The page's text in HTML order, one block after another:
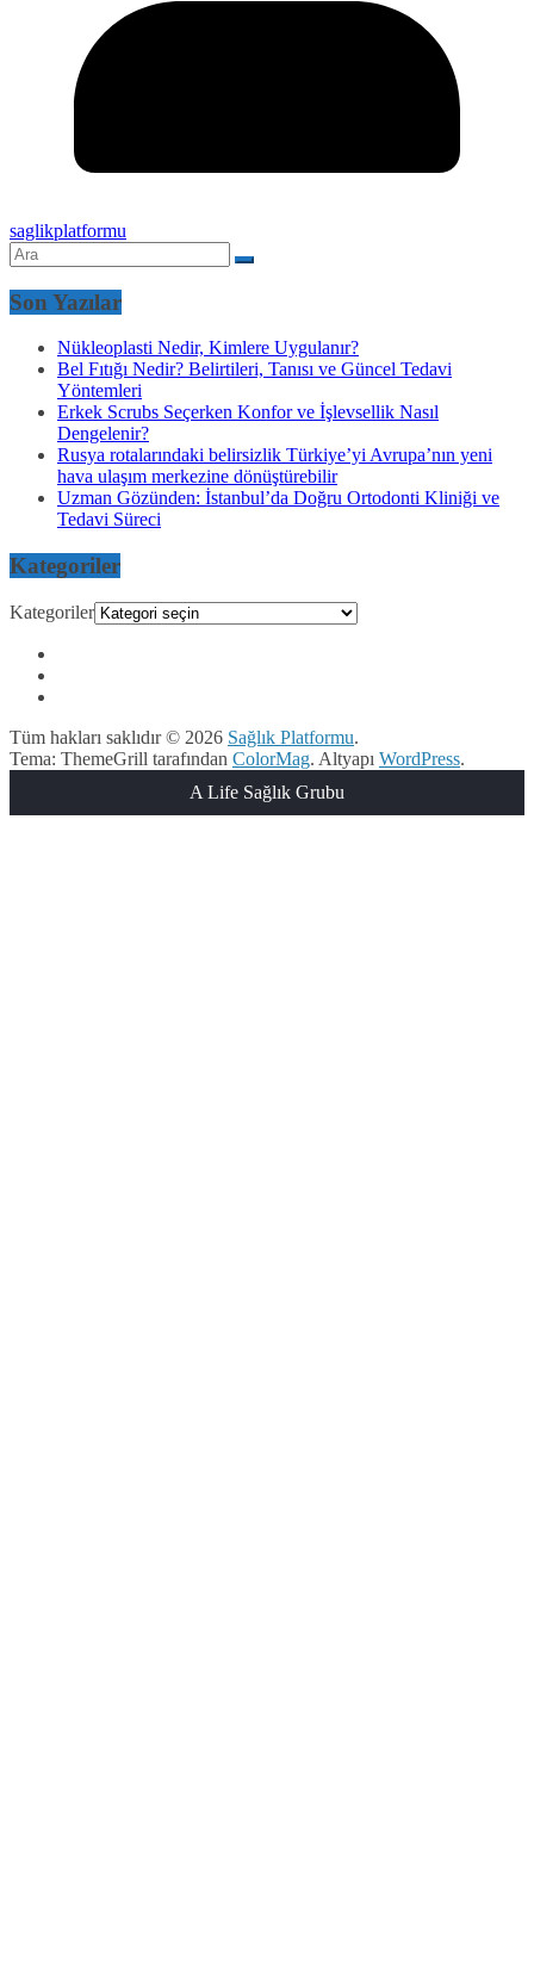
saglikplatformu
Son Yazılar
Nükleoplasti Nedir, Kimlere Uygulanır?
Bel Fıtığı Nedir? Belirtileri, Tanısı ve Güncel Tedavi
Yöntemleri
Erkek Scrubs Seçerken Konfor ve İşlevsellik Nasıl
Dengelenir?
Rusya rotalarındaki belirsizlik Türkiye’yi Avrupa’nın yeni
hava ulaşım merkezine dönüştürebilir
Uzman Gözünden: İstanbul’da Doğru Ortodonti Kliniği ve
Tedavi Süreci
Kategoriler
Kategoriler
Tüm hakları saklıdır © 2026 Sağlık Platformu.
Tema: ThemeGrill tarafından ColorMag. Altyapı WordPress.
A Life Sağlık Grubu